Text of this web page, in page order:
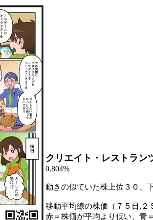
クリエイト・レストラン
0.804%
動きの似ていた株上位３０、
移動平均線の株価（７５日,２
赤＝株価が平均より低い、青